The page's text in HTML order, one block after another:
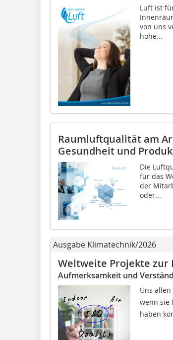
Luft ist
von uns
hohe...
Raumluftqualität am
Gesundheit und
Die
für das
der
oder...
Ausgabe Klimatechnik/2026
Weltweite Projekte
Aufmerksamkeit und
Uns allen
wenn sie
haben